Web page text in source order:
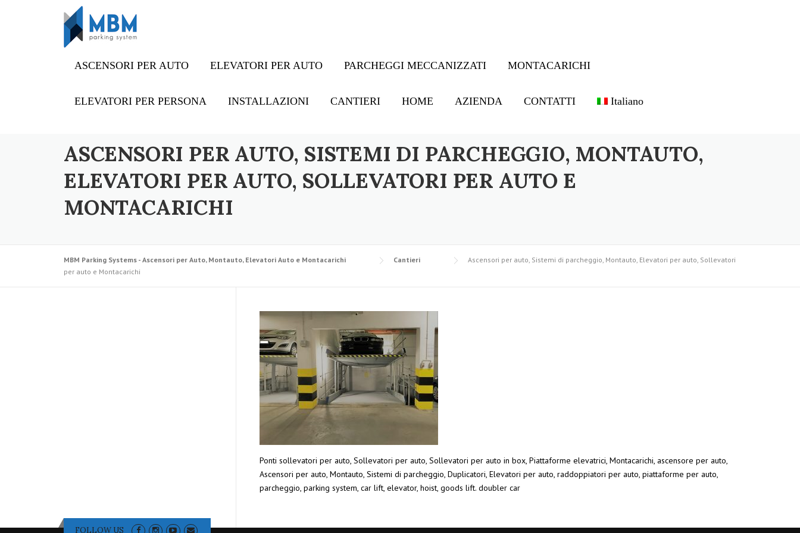
ASCENSORI PER AUTO ELEVATORI PER AUTO PARCHEGGI MECCANIZZATI MONTACARICHI
ELEVATORI PER PERSONA INSTALLAZIONI CANTIERI HOME AZIENDA CONTATTI Italiano
ASCENSORI PER AUTO, SISTEMI DI PARCHEGGIO, MONTAUTO,
ELEVATORI PER AUTO, SOLLEVATORI PER AUTO E
MONTACARICHI
MBM Parking Systems - Ascensori per Auto, Montauto, Elevatori Auto e Montacarichi Cantieri
Ascensori per auto, Sistemi di parcheggio, Montauto, Elevatori per auto, Sollevatori
per auto e Montacarichi
Ponti sollevatori per auto, Sollevatori per auto, Sollevatori per auto in box, Piattaforme elevatrici, Montacarichi, ascensore per auto,
Ascensori per auto, Montauto, Sistemi di parcheggio, Duplicatori, Elevatori per auto, raddoppiatori per auto, piattaforme per auto,
parcheggio, parking system, car lift, elevator, hoist, goods lift. doubler car
FOLLOW US